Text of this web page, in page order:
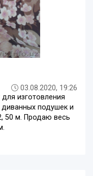
03.08.2020, 19:26
изготовления
диванных подушек и
50 м. Продаю весь